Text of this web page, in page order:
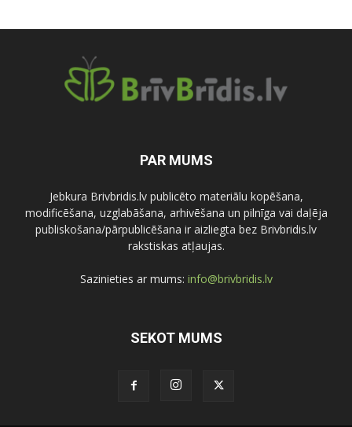
PAR MUMS
Jebkura Brivbridis.lv publicēto materiālu kopēšana,
modificēšana, uzglabāšana, arhivēšana un pilnīga vai daļēja
publiskošana/pārpublicēšana ir aizliegta bez Brivbridis.lv
rakstiskas atļaujas.
Sazinieties ar mums: info@brivbridis.lv
SEKOT MUMS